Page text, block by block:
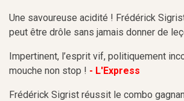
Une savoureuse acidité ! Frédérick
peut être drôle sans jamais donner de
Impertinent, l’esprit vif, politiquement
mouche non stop ! - L'Express
Frédérick Sigrist réussit le combo